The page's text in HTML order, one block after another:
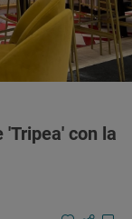
'Tripea' con la